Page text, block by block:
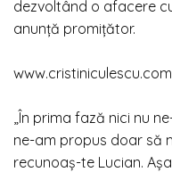
dezvoltând o afacere
anunță promițător.
www.cristiniculescu.com
„În prima fază nici nu
ne-am propus doar să
recunoaș-te Lucian.